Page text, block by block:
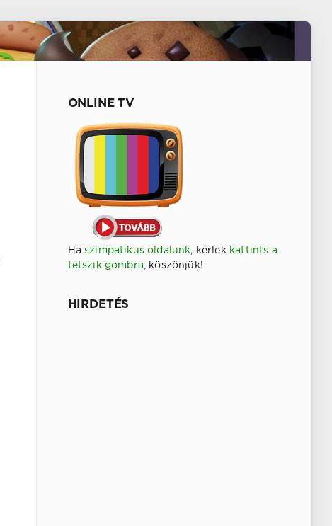
ONLINE TV
Haszimpatikus oldalunk, kérlek kattints a
tetszik gombra, köszönjük!
HIRDETÉS